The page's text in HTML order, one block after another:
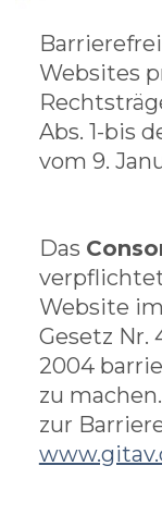
Websites
Abs. 1-bis
vom 9.
Das
Website
Gesetz Nr.
2004
zu
zur